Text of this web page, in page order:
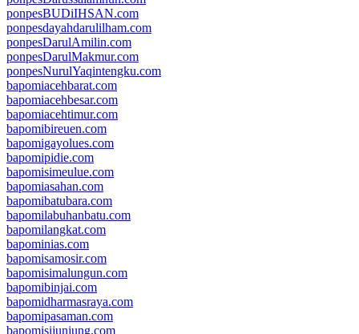
ponpesBUDiIHSAN.com
ponpesdayahdarulilham.com
ponpesDarulAmilin.com
ponpesDarulMakmur.com
ponpesNurulYaqintengku.com
bapomiacehbarat.com
bapomiacehbesar.com
bapomiacehtimur.com
bapomibireuen.com
bapomigayolues.com
bapomipidie.com
bapomisimeulue.com
bapomiasahan.com
bapomibatubara.com
bapomilabuhanbatu.com
bapomilangkat.com
bapominias.com
bapomisamosir.com
bapomisimalungun.com
bapomibinjai.com
bapomidharmasraya.com
bapomipasaman.com
bapomisijunjung.com